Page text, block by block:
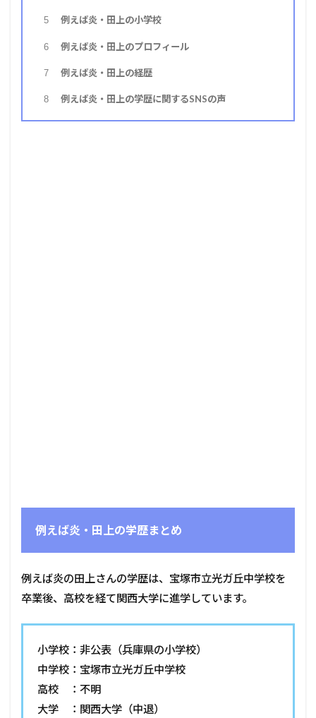
5 例えば炎・田上の小学校
6 例えば炎・田上のプロフィール
7 例えば炎・田上の経歴
8 例えば炎・田上の学歴に関するSNSの声
例えば炎・田上の学歴まとめ
例えば炎の田上さんの学歴は、宝塚市立光ガ丘中学校を
卒業後、高校を経て関西大学に進学しています。
小学校：非公表（兵庫県の小学校）
中学校：宝塚市立光ガ丘中学校
高校 ：不明
大学 ：関西大学（中退）